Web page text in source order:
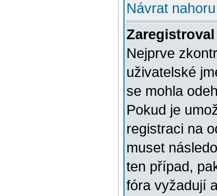
Návrat nahoru
Nejprve
uživatelské
se mohla
Pokud je
registraci na
muset
ten případ,
fóra vyžadují